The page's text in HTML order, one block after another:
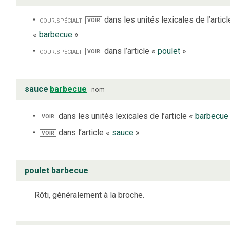
cour.spécialt VOIR dans les unités lexicales de
« barbecue »
cour. spécialt VOIR dans l’article « poulet»
sauce barbecue nom
VOIR dans les unités lexicales de l’article «barbecue
VOIR dans l’article « sauce »
poulet barbecue
Rôti, généralement à la broche.